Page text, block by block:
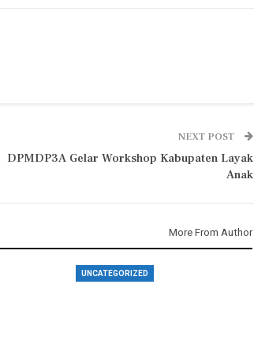
NEXT POST
DPMDP3A Gelar Workshop Kabupaten Layak
Anak
More From Author
UNCATEGORIZED